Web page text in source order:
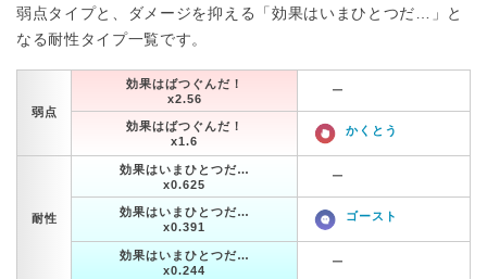
弱点タイプと、ダメージを抑える「効果はいまひとつだ…」と
なる耐性タイプ一覧です。
弱点
効果はばつぐんだ！
x2.56
ー
効果はばつぐんだ！
x1.6
かくとう
耐性
効果はいまひとつだ…
x0.625
ー
効果はいまひとつだ…
x0.391
ゴースト
効果はいまひとつだ…
x0.244
ー